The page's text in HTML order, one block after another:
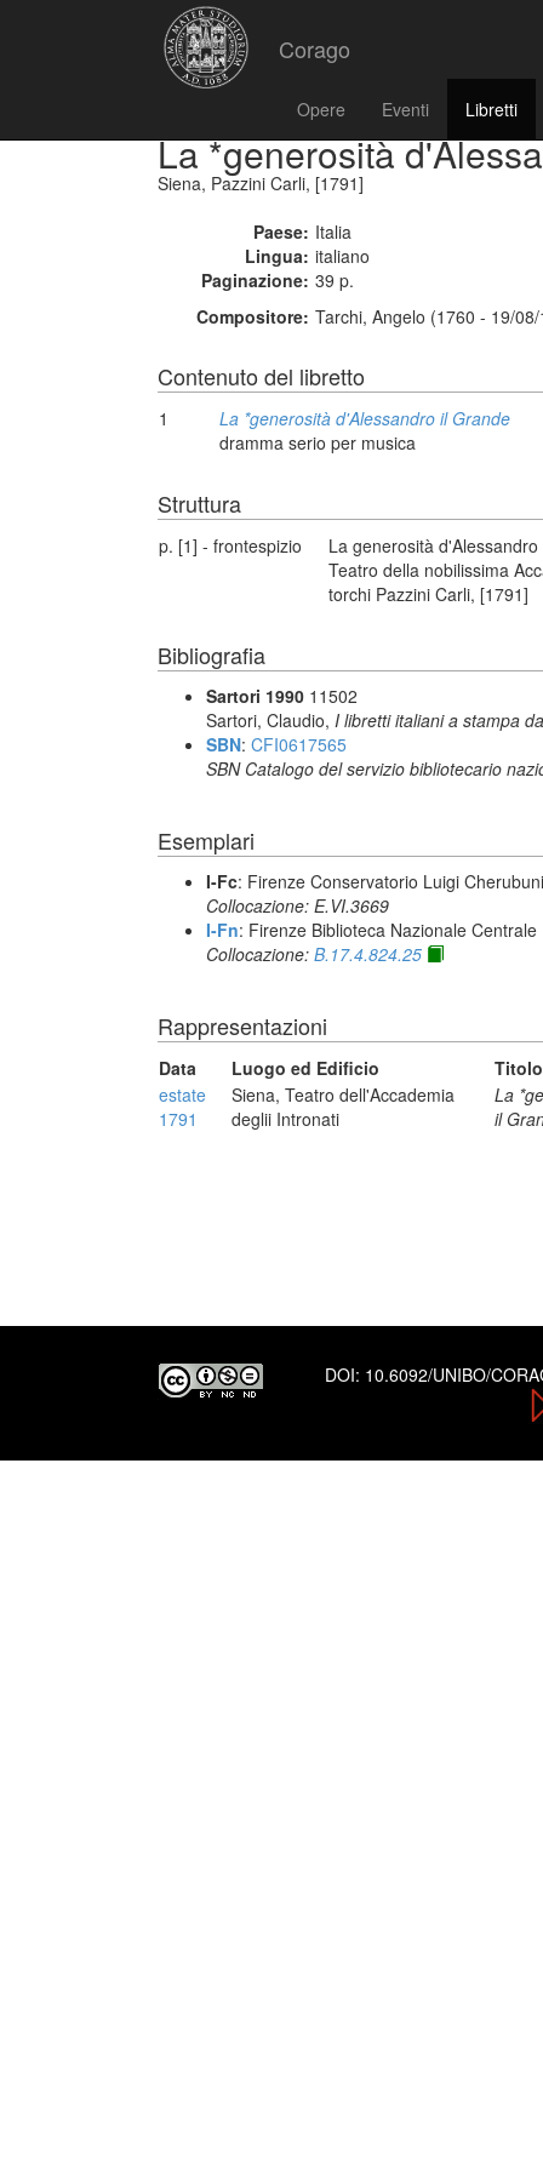
Corago
Opere Eventi Libretti
La *generosità
Siena, Pazzini Carli, [1791]
Paese: Italia
Lingua: italiano
Paginazione: 39 p.
Compositore: Tarchi, Angelo (1760 - 19/
Contenuto del libretto
1
La *generosità d'Alessandro il Grande
dramma serio per musica
Struttura
p. [1] - frontespizio
La generosità
Teatro della nobilissima
torchi Pazzini Carli, [1791]
Bibliografia
Sartori 1990 11502
Sartori, Claudio, I libretti italiani a stampa
SBN: CFI0617565
SBN Catalogo del servizio bibliotecario
Esemplari
I-Fc: Firenze Conservatorio Luigi Cherubuni
Collocazione: E.VI.3669
I-Fn: Firenze Biblioteca Nazionale Centrale
Collocazione: B.17.4.824.25
Rappresentazioni
Data Luogo ed Edificio
Titolo
estate
1791
Siena, Teatro dell'Accademia
deglii Intronati
La
il
DOI: 10.6092/UNIBO/